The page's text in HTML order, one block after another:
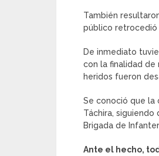
También
público retrocedió
De inmediato
con la finalidad
heridos fueron
Se conoció que la
Táchira,
Brigada de
Ante el hecho,